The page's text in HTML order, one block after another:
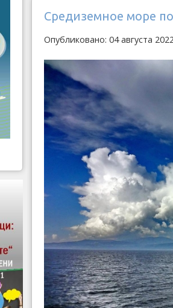
Средиземное море
Опубликовано: 04 августа